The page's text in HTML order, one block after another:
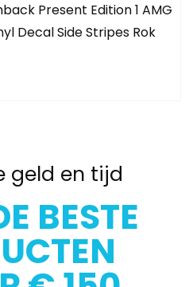
Present Edition 1 AMG
Decal Side Stripes Rok
geld en tijd
BESTE